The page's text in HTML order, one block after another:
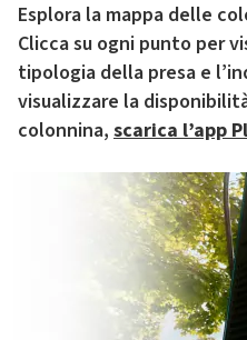
Esplora la mappa delle
Clicca su ogni punto per
tipologia della presa e
visualizzare la
colonnina, scarica l’app